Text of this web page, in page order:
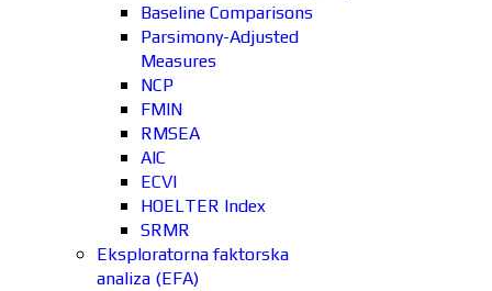
Baseline Comparisons
Parsimony-Adjusted
Measures
NCP
FMIN
RMSEA
AIC
ECVI
HOELTER Index
SRMR
Eksploratorna faktorska
analiza (EFA)